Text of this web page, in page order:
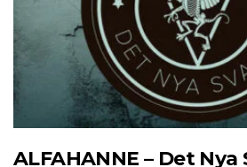
ALFAHANNE – Det Nya